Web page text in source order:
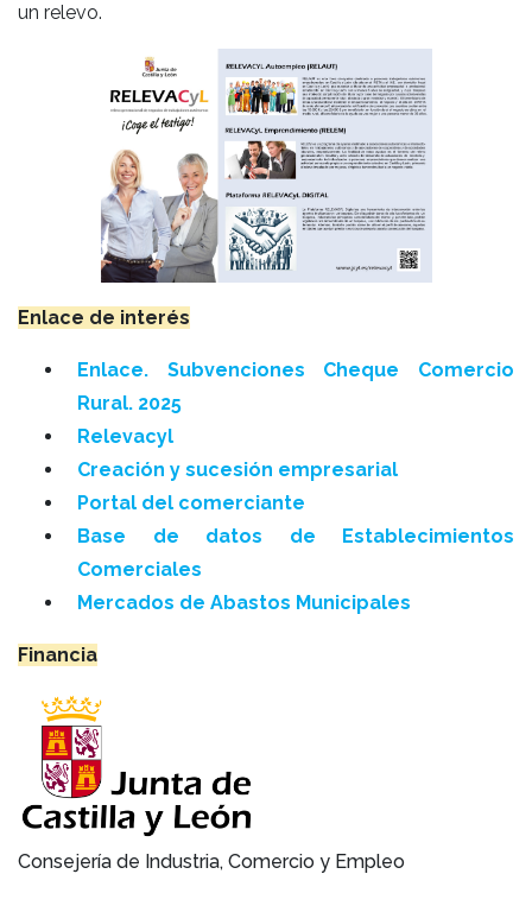
un relevo.
Enlace de interés
Enlace. Subvenciones Cheque Comercio
Rural. 2025
Relevacyl
Creación y sucesión empresarial
Portal del comerciante
Base de datos de Establecimientos
Comerciales
Mercados de Abastos Municipales
Financia
Consejería de Industria, Comercio y Empleo